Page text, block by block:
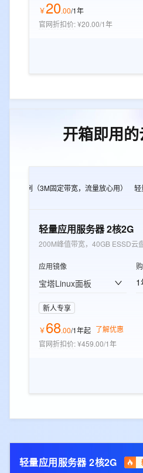
￥20.00/1年
官网折扣价:¥20.00/1年
开箱即用
e实例（3M固定带宽，流量放心用） 轻
轻量应用服务器 2核2G
200M峰值带宽，40GB ESSD云
应用镜像
宝塔Linux面板 1
新人专享
￥68.00/1年起 了解优惠
官网折扣价:¥459.00/1年
轻量应用服务器 2核2G